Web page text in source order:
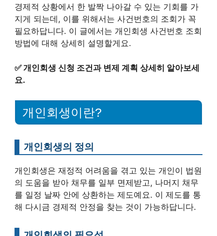
경제적 상황에서 한 발짝 나아갈 수 있는 기회를 가
지게 되는데, 이를 위해서는 사건번호의 조회가 꼭
필요하답니다. 이 글에서는 개인회생 사건번호 조회
방법에 대해 상세히 설명할게요.
✅개인회생 신청 조건과 변제 계획 상세히 알아보세
요.
개인회생이란?
개인회생의 정의
개인회생은 재정적 어려움을 겪고 있는 개인이 법원
의 도움을 받아 채무를 일부 면제받고, 나머지 채무
를 일정 날짜 안에 상환하는 제도예요. 이 제도를 통
해 다시금 경제적 안정을 찾는 것이 가능하답니다.